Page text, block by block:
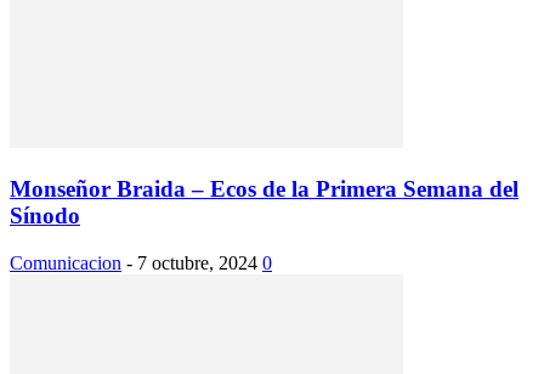
Monseñor Braida – Ecos de la Primera Semana del
Sínodo
Comunicacion - 7 octubre, 2024 0